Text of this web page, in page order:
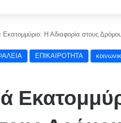
Η Αδιαφορία στους
ΕΠΙΚΑΙΡΟΤΗΤΑ